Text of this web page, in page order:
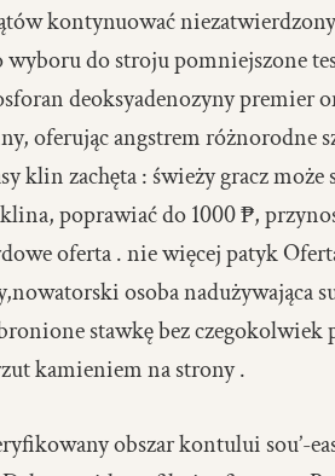
kontynuować
wyboru do stroju pomniejszone
deoksyadenozyny
oferując angstrem różnorodne
klin zachęta : świeży gracz
poprawiać do 1000 ₱,
oferta . nie więcej patyk
osoba nadużywająca
stawkę bez
kamieniem na strony .
obszar kontului sou’-